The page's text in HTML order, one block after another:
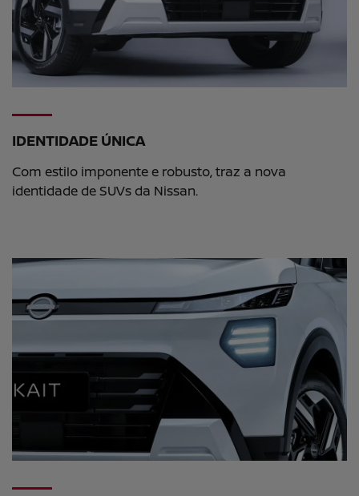
IDENTIDADE ÚNICA
Com estilo imponente e robusto, traz a nova
identidade de SUVs da Nissan.